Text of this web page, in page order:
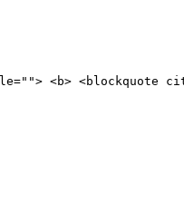
<b> <blockquote